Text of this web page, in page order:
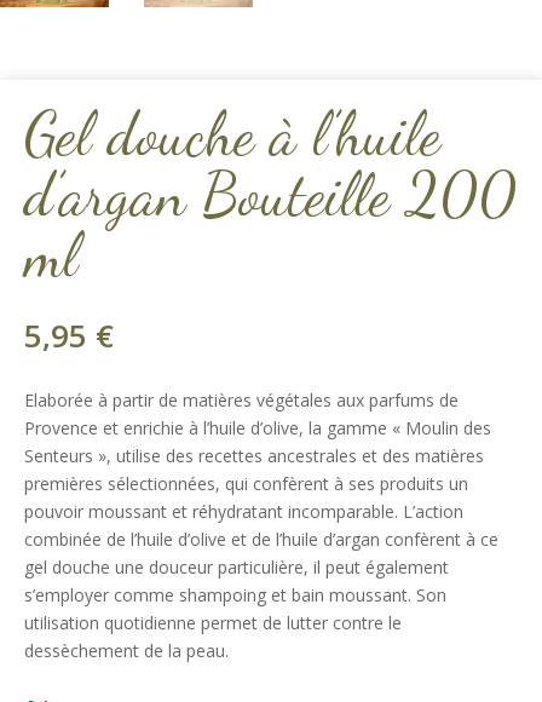
Gel douche à l’huile
d’argan Bouteille 200
ml
5,95 €
Elaborée à partir de matières végétales aux parfums de
Provence et enrichie à l’huile d’olive, la gamme « Moulin des
Senteurs », utilise des recettes ancestrales et des matières
premières sélectionnées, qui confèrent à ses produits un
pouvoir moussant et réhydratant incomparable. L’action
combinée de l’huile d’olive et de l’huile d’argan confèrent à ce
gel douche une douceur particulière, il peut également
s’employer comme shampoing et bain moussant. Son
utilisation quotidienne permet de lutter contre le
dessèchement de la peau.